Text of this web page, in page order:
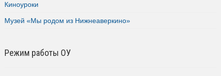
Киноуроки
Музей «Мы родом из Нижнеаверкино»
Режим работы ОУ